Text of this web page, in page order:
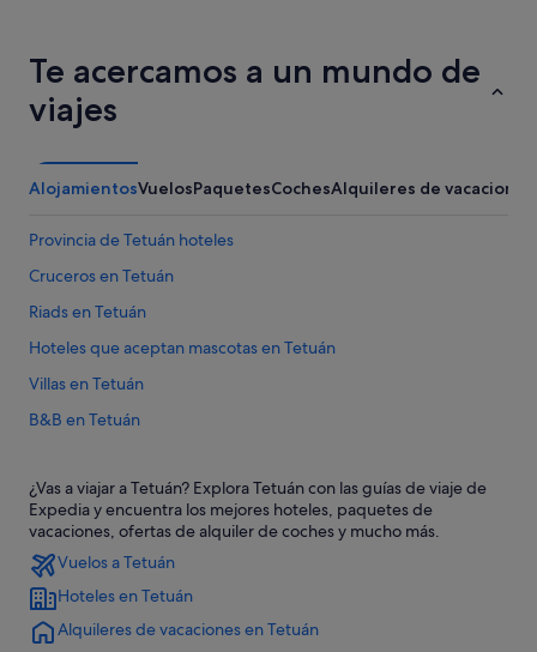
Te acercamos a un mundo de
viajes
AlojamientosVuelosPaquetesCochesAlquileres de vacaciones
Provincia de Tetuán hoteles
Cruceros en Tetuán
Riads en Tetuán
Hoteles que aceptan mascotas en Tetuán
Villas en Tetuán
B&B en Tetuán
Hoteles cerca de Sania Ramel
Cabañas en Tetuán
Moteles en Tetuán
Hoteles con bar en Tetuán
Albergues en Tetuán
¿Vas a viajar a Tetuán? Explora Tetuán con las guías de viaje de
Expedia y encuentra los mejores hoteles, paquetes de
vacaciones, ofertas de alquiler de coches y mucho más.
Vuelos a Tetuán
Hoteles en Tetuán
Alquileres de vacaciones en Tetuán